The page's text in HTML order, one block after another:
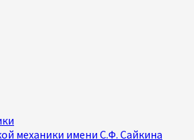
механики имени С.Ф. Сайкина